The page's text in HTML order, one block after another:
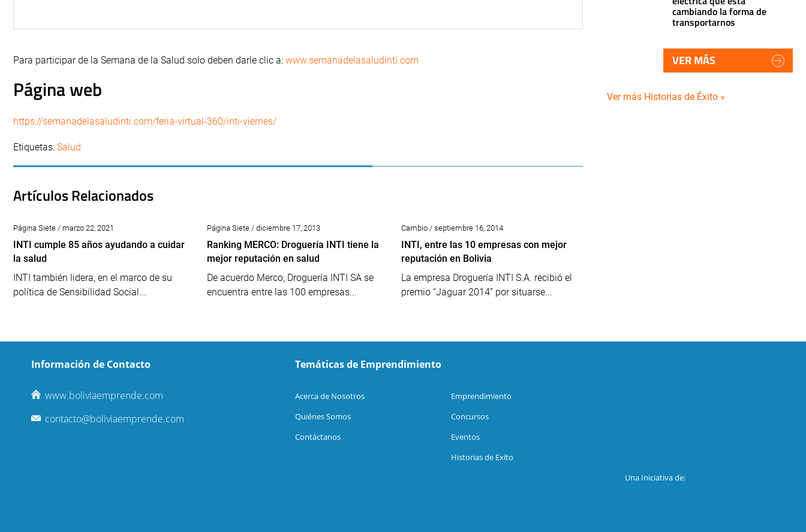
Para participar de la Semana de la Salud solo deben darle clic a: www.semanadelasaludinti.com
Página web
https://semanadelasaludinti.com/feria-virtual-360/inti-viernes/
Etiquetas: Salud
Artículos Relacionados
Página Siete / marzo 22, 2021
INTI cumple 85 años ayudando a cuidar
la salud
INTI también lidera, en el marco de su
política de Sensibilidad Social...
Página Siete / diciembre 17, 2013
Ranking MERCO: Droguería INTI tiene la
mejor reputación en salud
De acuerdo Merco, Droguería INTI SA se
encuentra entre las 100 empresas...
Cambio / septiembre 16, 2014
INTI, entre las 10 empresas con mejor
reputación en Bolivia
La empresa Droguería INTI S.A. recibió el
premio “Jaguar 2014” por situarse...
cambiando la forma de
transportarnos
VER MÁS
Ver más Historias de Éxito »
Información de Contacto
www.boliviaemprende.com
contacto@boliviaemprende.com
Temáticas de Emprendimiento
Acerca de Nosotros
Quiénes Somos
Contáctanos
Emprendimiento
Concursos
Eventos
Historias de Exíto
Una Iniciativa de: